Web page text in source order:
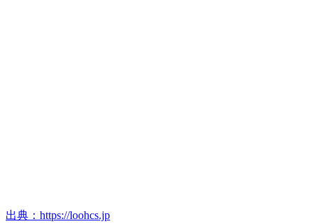
出典：https://loohcs.jp